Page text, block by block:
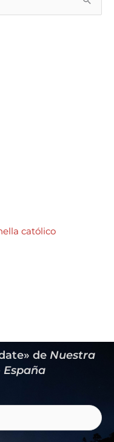
católico
de Nuestra